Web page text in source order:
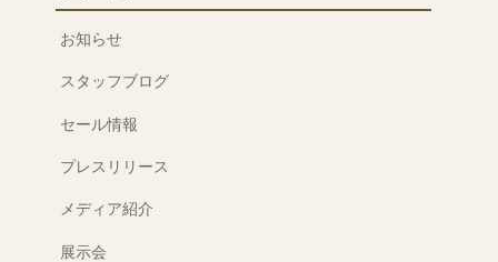
ブ
お知らせ
スタッフブログ
セール情報
プレスリリース
メディア紹介
展示会